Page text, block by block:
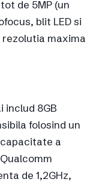
de 5MP (un
blit LED si
maxima
includ 8GB
folosind un
capacitate a
de 1,2GHz,